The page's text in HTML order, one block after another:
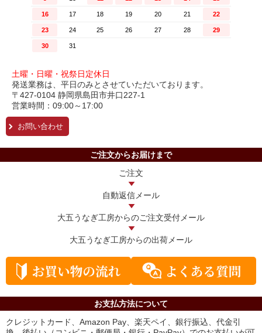
土曜・日曜・祝祭日定休日
発送業務は、平日のみとさせていただいております。
〒427-0104 静岡県島田市井口227-1
営業時間：09:00～17:00
お問い合わせ
ご注文からお届けまで
ご注文
自動返信メール
大五うなぎ工房からのご注文受付メール
大五うなぎ工房からの出荷メール
お支払方法について
クレジットカード、Amazon Pay、楽天ペイ、銀行振込、代金引